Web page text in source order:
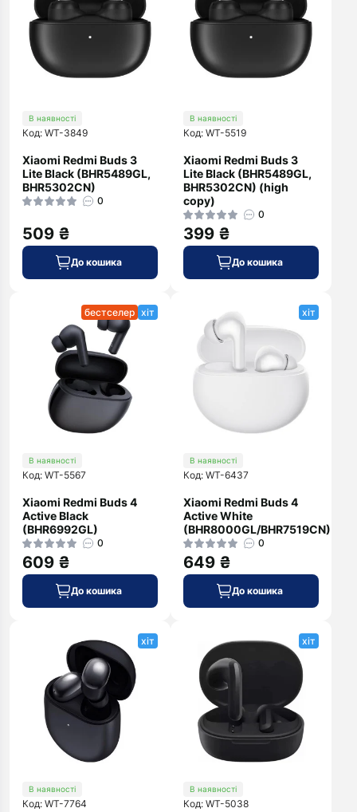
В наявності
Код: WT-3849
Xiaomi Redmi Buds 3
Lite Black (BHR5489GL,
BHR5302CN)
0
509 ₴
До кошика
В наявності
Код: WT-5519
Xiaomi Redmi Buds 3
Lite Black (BHR5489GL,
BHR5302CN) (high
copy)
0
399 ₴
До кошика
бестселер хіт
В наявності
Код: WT-5567
Xiaomi Redmi Buds 4
Active Black
(BHR6992GL)
0
609 ₴
До кошика
хіт
В наявності
Код: WT-6437
Xiaomi Redmi Buds 4
Active White
(BHR8000GL/BHR7519CN)
0
649 ₴
До кошика
хіт
В наявності
Код: WT-7764
хіт
В наявності
Код: WT-5038